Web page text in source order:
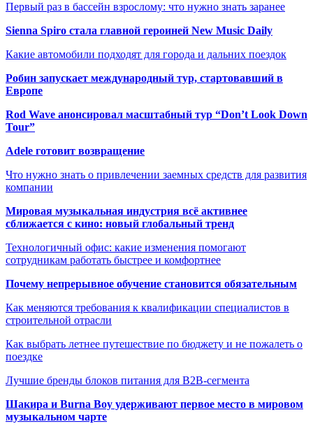
Первый раз в бассейн взрослому: что нужно знать заранее
Sienna Spiro стала главной героиней New Music Daily
Какие автомобили подходят для города и дальних поездок
Робин запускает международный тур, стартовавший в
Европе
Rod Wave анонсировал масштабный тур “Don’t Look Down
Tour”
Adele готовит возвращение
Что нужно знать о привлечении заемных средств для развития
компании
Мировая музыкальная индустрия всё активнее
сближается с кино: новый глобальный тренд
Технологичный офис: какие изменения помогают
сотрудникам работать быстрее и комфортнее
Почему непрерывное обучение становится обязательным
Как меняются требования к квалификации специалистов в
строительной отрасли
Как выбрать летнее путешествие по бюджету и не пожалеть о
поездке
Лучшие бренды блоков питания для B2B-сегмента
Шакира и Burna Boy удерживают первое место в мировом
музыкальном чарте